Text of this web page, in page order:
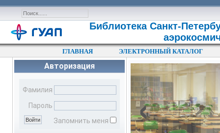
Библиотека Санкт-
ГЛАВНАЯ ЭЛЕКТРОННЫЙ КАТАЛОГ
Авторизация
Фамилия
Пароль
Запомнить меня
‹